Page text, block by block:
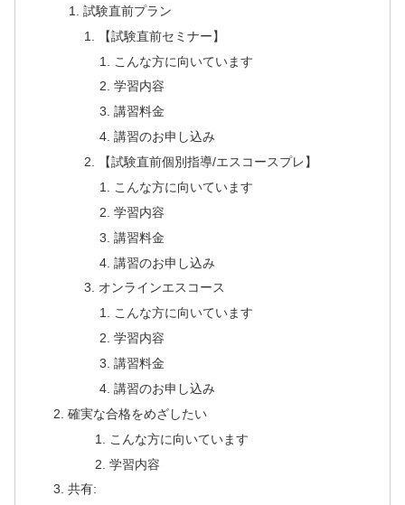
試験直前プラン
【試験直前セミナー】
こんな方に向いています
学習内容
講習料金
講習のお申し込み
【試験直前個別指導/エスコースプレ】
こんな方に向いています
学習内容
講習料金
講習のお申し込み
オンラインエスコース
こんな方に向いています
学習内容
講習料金
講習のお申し込み
確実な合格をめざしたい
こんな方に向いています
学習内容
共有: